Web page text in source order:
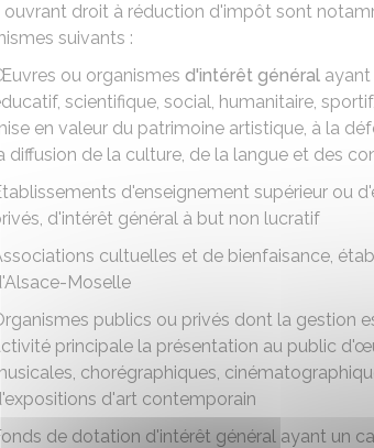
ouvrant droit à réduction d'impôt sont
suivants :
ou organismes d'intérêt général
scientifique, social, humanitaire,
en valeur du patrimoine artistique, à la
diffusion de la culture, de la langue et des
d'enseignement supérieur ou
d'intérêt général à but non lucratif
cultuelles et de bienfaisance,
Moselle
publics ou privés dont la gestion
principale la présentation au public
chorégraphiques,
d'art contemporain
de dotation d'intérêt général ayant un